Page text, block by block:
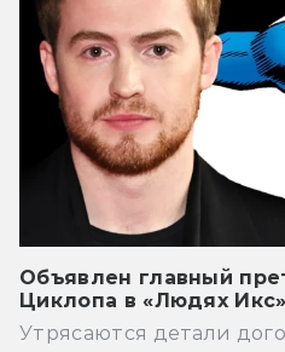
Объявлен главный
Циклопа в «Людях Икс»
Утрясаются детали